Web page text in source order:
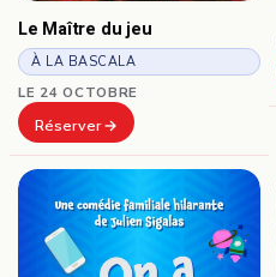
Le Maître du jeu
À LA BASCALA
LE 24 OCTOBRE
Réserver